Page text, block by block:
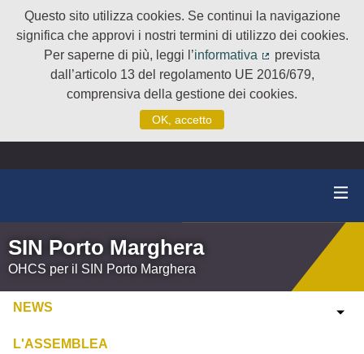
Questo sito utilizza cookies. Se continui la navigazione
significa che approvi i nostri termini di utilizzo dei cookies.
Per saperne di più, leggi l’informativa
(Collegamento
prevista
dall’articolo 13 del regolamento UE 2016/679,
comprensiva della gestione dei cookies.
OK, accetto
SIN Porto Marghera
OHCS per il SIN Porto Marghera
NEWS
L'ASSEMBLEA